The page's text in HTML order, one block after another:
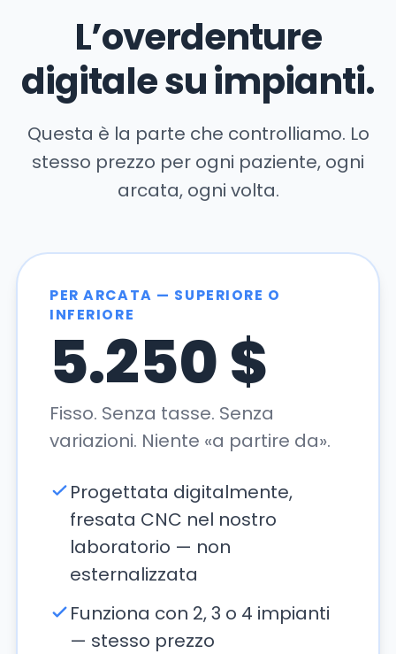
L’overdenture
digitale su impianti.
Questa è la parte che controlliamo. Lo
stesso prezzo per ogni paziente, ogni
arcata, ogni volta.
PER ARCATA — SUPERIORE O
INFERIORE
5.250 $
Fisso. Senza tasse. Senza
variazioni. Niente «a partire da».
Progettata digitalmente,
fresata CNC nel nostro
laboratorio — non
esternalizzata
Funziona con 2, 3 o 4 impianti
— stesso prezzo